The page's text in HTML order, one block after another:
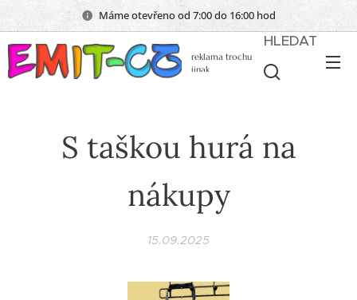
Máme otevřeno od 7:00 do 16:00 hod
reklama trochu
jinak
HLEDAT
S taškou hurá na
nákupy
15.09.2025